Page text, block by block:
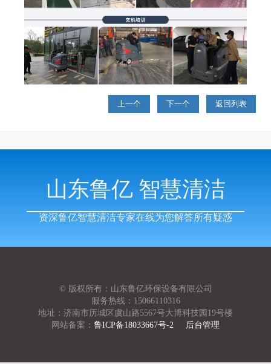
上一个 下一个 返回列表
山东鲁亿 智慧清洁
资深鲁亿智慧清洁专家在线为您解答所有疑惑
© 版权所有：山东鲁亿环保设备有限公司
服务热线：15066110316
地址：济南市历城区虞山路5567号大博科技园19号楼
网站备案： 鲁ICP备18033667号-2 后台管理